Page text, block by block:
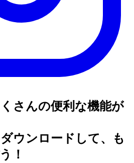
さんの便利な機能が
ウンロードして、も
！